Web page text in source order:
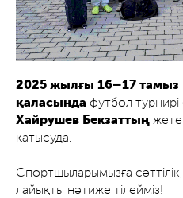
2025 жылғы 16–17 тамыз
қаласында футбол
Хайрушев Бекзаттың
қатысуда.
Спортшыларымызға
лайықты нәтиже тілейміз!